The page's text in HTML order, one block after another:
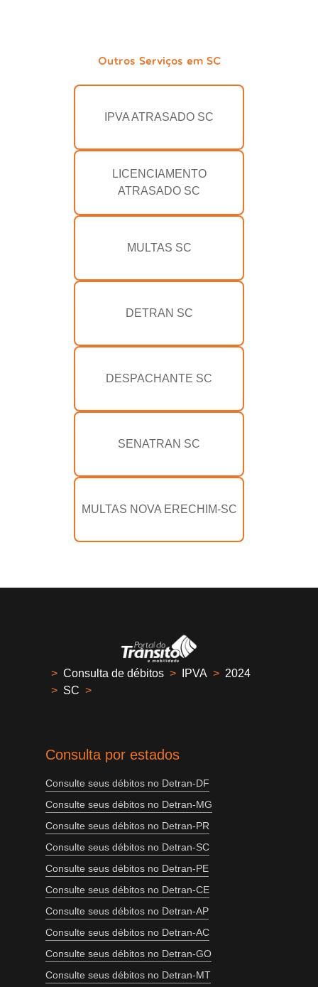
Outros Serviços em SC
IPVA ATRASADO SC
LICENCIAMENTO
ATRASADO SC
MULTAS SC
DETRAN SC
DESPACHANTE SC
SENATRAN SC
MULTAS NOVA ERECHIM-SC
> Consulta de débitos > IPVA > 2024
> SC >
Consulta por estados
Consulte seus débitos no Detran-DF
Consulte seus débitos no Detran-MG
Consulte seus débitos no Detran-PR
Consulte seus débitos no Detran-SC
Consulte seus débitos no Detran-PE
Consulte seus débitos no Detran-CE
Consulte seus débitos no Detran-AP
Consulte seus débitos no Detran-AC
Consulte seus débitos no Detran-GO
Consulte seus débitos no Detran-MT